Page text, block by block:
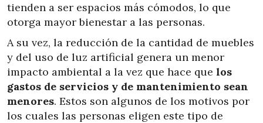
tienden a ser espacios más cómodos, lo que
otorga mayor bienestar a las personas.
A su vez, la reducción de la cantidad de muebles
y del uso de luz artificial genera un menor
impacto ambiental a la vez que hace que los
gastos de servicios y de mantenimiento sean
menores. Estos son algunos de los motivos por
los cuales las personas eligen este tipo de